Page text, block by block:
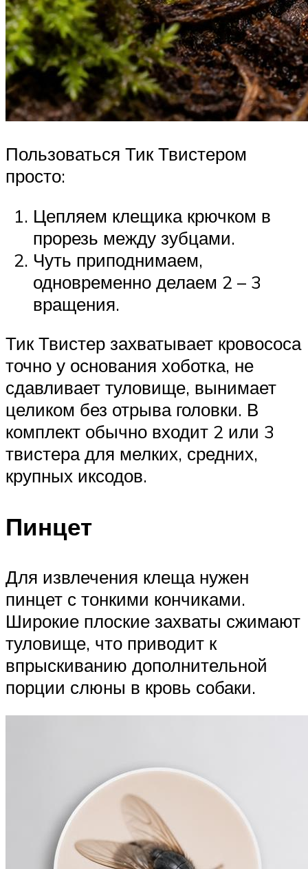
Пользоваться Тик Твистером
просто:
Цепляем клещика крючком в
прорезь между зубцами.
Чуть приподнимаем,
одновременно делаем 2 – 3
вращения.
Тик Твистер захватывает кровососа
точно у основания хоботка, не
сдавливает туловище, вынимает
целиком без отрыва головки. В
комплект обычно входит 2 или 3
твистера для мелких, средних,
крупных иксодов.
Пинцет
Для извлечения клеща нужен
пинцет с тонкими кончиками.
Широкие плоские захваты сжимают
туловище, что приводит к
впрыскиванию дополнительной
порции слюны в кровь собаки.